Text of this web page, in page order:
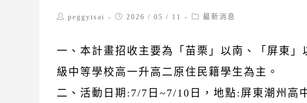
Postpeggytsai
Post2026 / 05 / 11
Post最新消息
一、本計畫招收主要為「苗栗」以南、「屏東
級中等學校高一升高二原住民籍學生為主。
二、活動日期:7/7日~7/10日，地點:屏東潮州高